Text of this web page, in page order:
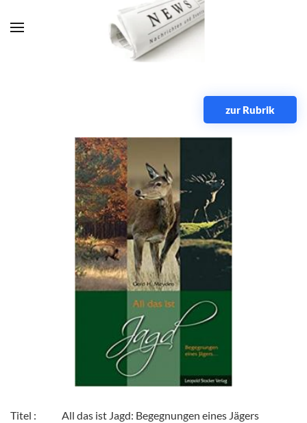
Zum Hauptinhalt springen
zur Rubrik
Titel : All das ist Jagd: Begegnungen eines Jägers